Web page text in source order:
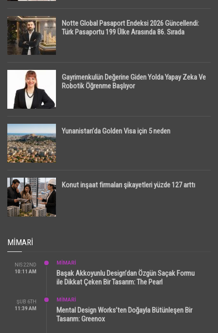
Notte Global Pasaport Endeksi 2026 Güncellendi:
Türk Pasaportu 199 Ülke Arasında 86. Sırada
Gayrimenkulün Değerine Giden Yolda Yapay Zeka Ve
Robotik Öğrenme Başlıyor
Yunanistan’da Golden Visa için 5 neden
Konut inşaat firmaları şikayetleri yüzde 127 arttı
MIMARI
NIS 22ND
10:11 AM
MİMARİ
Başak Akkoyunlu Design’dan Özgün Saçak Formu
ile Dikkat Çeken Bir Tasarım: The Pearl
ŞUB 6TH
11:39 AM
MİMARİ
Mental Design Works’ten Doğayla Bütünleşen Bir
Tasarım: Greenox